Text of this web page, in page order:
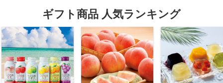
ギフト商品 人気ランキング